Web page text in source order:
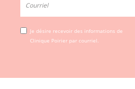
Je désire recevoir des informations de
Clinique Poirier par courriel.